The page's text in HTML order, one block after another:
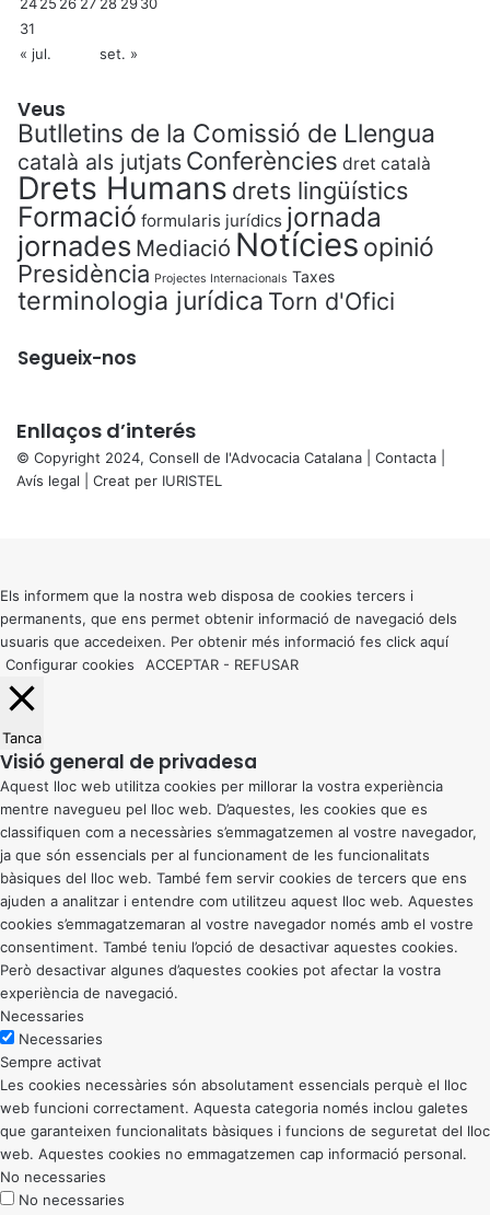
31
« jul.
set. »
Veus
Butlletins de la Comissió de Llengua
català als jutjats Conferències dret català
Drets Humans drets lingüístics
Formació formularis jurídics jornada
jornades Mediació Notícies opinió
Presidència Projectes Internacionals Taxes
terminologia jurídica Torn d'Ofici
Segueix-nos
Enllaços d’interés
© Copyright 2024, Consell de l'Advocacia Catalana | Contacta
Avís legal | Creat per IURISTEL
button
Els informem que la nostra web disposa de cookies tercers i
permanents, que ens permet obtenir informació de navegació dels
usuaris que accedeixen. Per obtenir més informació fes click aquí
Configurar cookies
ACCEPTAR - REFUSAR
Tanca
Visió general de privadesa
Aquest lloc web utilitza cookies per millorar la vostra experiència
mentre navegueu pel lloc web. D’aquestes, les cookies que es
classifiquen com a necessàries s’emmagatzemen al vostre navegador,
ja que són essencials per al funcionament de les funcionalitats
bàsiques del lloc web. També fem servir cookies de tercers que ens
ajuden a analitzar i entendre com utilitzeu aquest lloc web. Aquestes
cookies s’emmagatzemaran al vostre navegador només amb el vostre
consentiment. També teniu l’opció de desactivar aquestes cookies.
Però desactivar algunes d’aquestes cookies pot afectar la vostra
experiència de navegació.
Necessaries
Necessaries
Sempre activat
Les cookies necessàries són absolutament essencials perquè el lloc
web funcioni correctament. Aquesta categoria només inclou galetes
que garanteixen funcionalitats bàsiques i funcions de seguretat del lloc
web. Aquestes cookies no emmagatzemen cap informació personal.
No necessaries
No necessaries